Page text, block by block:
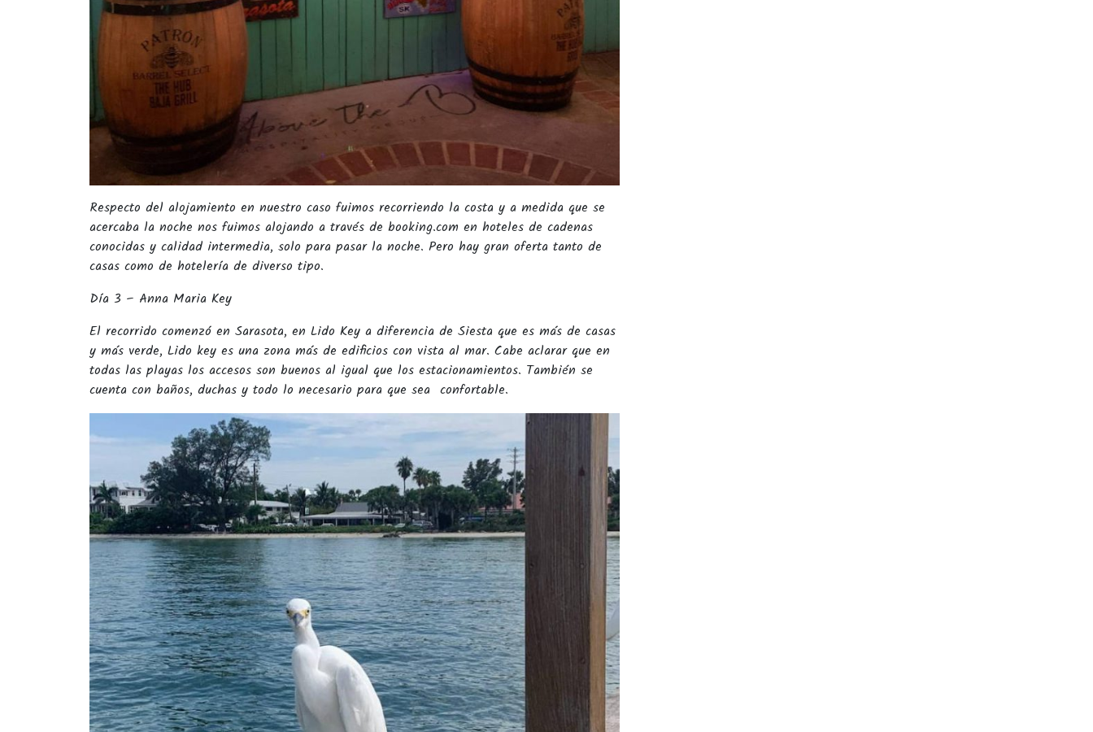
Respecto del alojamiento en nuestro caso fuimos recorriendo la costa y a medida que se
acercaba la noche nos fuimos alojando a través de booking.com en hoteles de cadenas
conocidas y calidad intermedia, solo para pasar la noche. Pero hay gran oferta tanto de
casas como de hotelería de diverso tipo.
Día 3 – Anna Maria Key
El recorrido comenzó en Sarasota, en Lido Key a diferencia de Siesta que es más de casas
y más verde, Lido key es una zona más de edificios con vista al mar. Cabe aclarar que en
todas las playas los accesos son buenos al igual que los estacionamientos. También se
cuenta con baños, duchas y todo lo necesario para que sea confortable.